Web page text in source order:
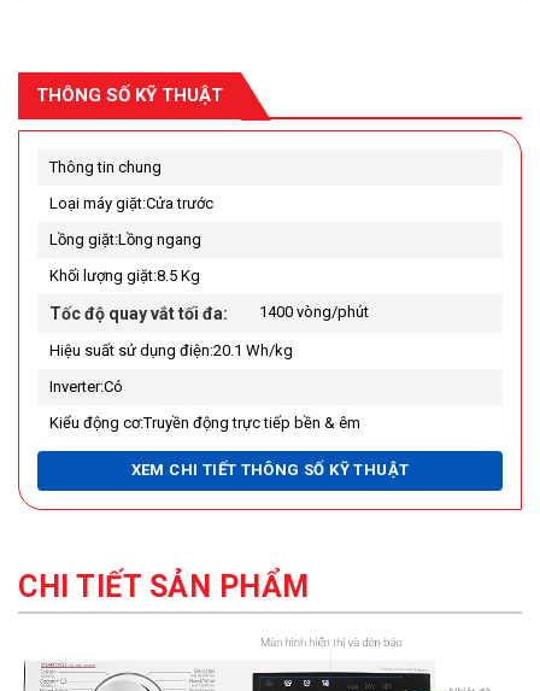
THÔNG SỐ KỸ THUẬT
Thông tin chung
Loại máy giặt:Cửa trước
Lồng giặt:Lồng ngang
Khối lượng giặt:8.5 Kg
Tốc độ quay vắt tối đa: 1400 vòng/phút
Hiệu suất sử dụng điện:20.1 Wh/kg
Inverter:Có
Kiểu động cơ:Truyền động trực tiếp bền & êm
Công nghệ giặt:Công nghệ giặt hơi nước Steam (cửa
khiển máy giặt từ xa qua ứng dụng SmartThinQ
Thông tin chi tiết
Thép không gỉ
XEM CHI TIẾT THÔNG SỐ KỸ THUẬT
CHI TIẾT SẢN PHẨM